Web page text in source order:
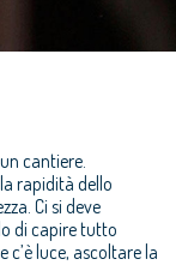
cantiere.
rapidità dello
Ci si deve
di capire tutto
c’è luce, ascoltare la